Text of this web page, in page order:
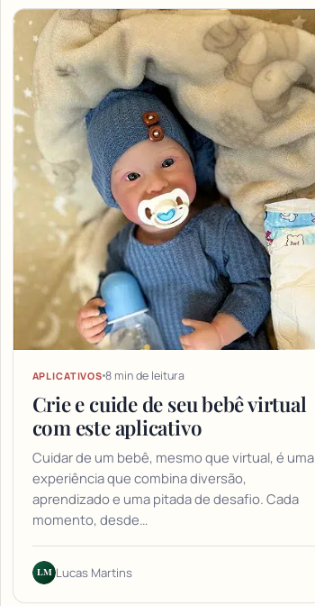
Articles
APLICATIVOS 8 min de leitura
Crie e cuide de seu bebê virtual
com este aplicativo
Cuidar de um bebê, mesmo que virtual, é uma
experiência que combina diversão,
aprendizado e uma pitada de desafio. Cada
momento, desde…
LM Lucas Martins